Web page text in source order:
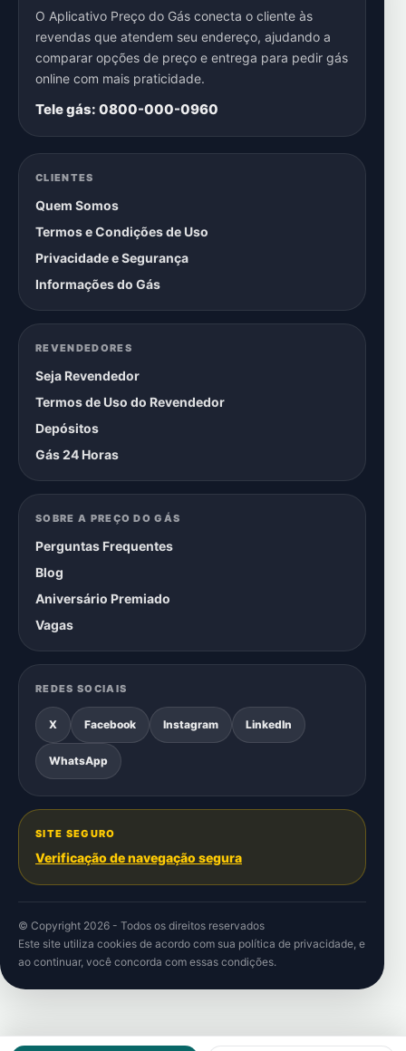
O Aplicativo Preço do Gás conecta o cliente às
revendas que atendem seu endereço, ajudando a
comparar opções de preço e entrega para pedir gás
online com mais praticidade.
Tele gás: 0800-000-0960
CLIENTES
Quem Somos
Termos e Condições de Uso
Privacidade e Segurança
Informações do Gás
REVENDEDORES
Seja Revendedor
Termos de Uso do Revendedor
Depósitos
Gás 24 Horas
SOBRE A PREÇO DO GÁS
Perguntas Frequentes
Blog
Aniversário Premiado
Vagas
REDES SOCIAIS
X Facebook Instagram LinkedIn
WhatsApp
SITE SEGURO
Verificação de navegação segura
© Copyright 2026 - Todos os direitos reservados
Este site utiliza cookies de acordo com sua política de privacidade, e
ao continuar, você concorda com essas condições.